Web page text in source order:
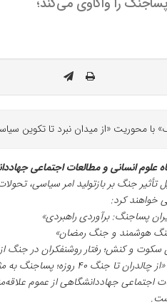
«از میدان نبرد تا تکوین
علوم انسانی و مطالعات اجتماعی
جنگ بر بازتولید امر سیاسی،
خواهند کرد:
پساجنگ: برآوردی راهبردی»
هوشمند و جنگ رمضان»
سکوت و کنش؛ رفتار روشنفکران در جنگ
۴۰ روزه؛ پساجنگ به مثابه تکوین دوباره امر سیاسی»
اجتماعی جهاددانشگاهی از عموم